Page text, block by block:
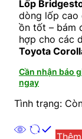
Lốp
dòng lốp cao
ồn tốt – bám
hợp cho các
Toyota
Cần nhận báo
ngay
Tình trạng: